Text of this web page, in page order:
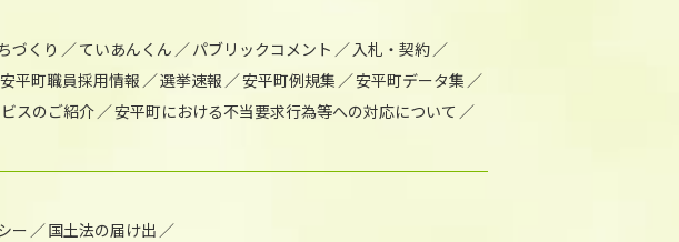
づくり ていあんくん パブリックコメント
入札・契約
安平町職員採用情報 選挙速報 安平町例規集
安平町データ集
スのご紹介
安平町における不当要求行為等への対応について
ー 国土法の届け出